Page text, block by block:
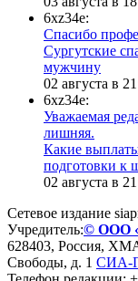
6xz34e:
Спасибо
Сургутские
мужчину
02 августа в
6xz34e:
Уважаемая
лишняя.
Какие
подготовки
02 августа в
Сетевое издание
Учредитель:© ООО
628403, Россия,
Свободы, д. 1 СИА-